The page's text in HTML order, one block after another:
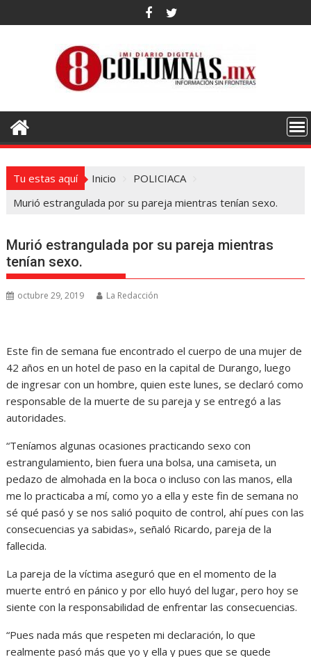
al
Tu estas aquí Inicio
POLICIACA
Murió estrangulada por su pareja mientras tenían sexo.
Murió estrangulada por su pareja mientras
tenían sexo.
octubre 29, 2019 La Redacción
Este fin de semana fue encontrado el cuerpo de una mujer de
42 años en un hotel de paso en la capital de Durango, luego
de ingresar con un hombre, quien este lunes, se declaró como
responsable de la muerte de su pareja y se entregó a las
autoridades.
“Teníamos algunas ocasiones practicando sexo con
estrangulamiento, bien fuera una bolsa, una camiseta, un
pedazo de almohada en la boca o incluso con las manos, ella
me lo practicaba a mí, como yo a ella y este fin de semana no
sé qué pasó y se nos salió poquito de control, ahí pues con las
consecuencias ya sabidas», señaló Ricardo, pareja de la
fallecida.
La pareja de la víctima aseguró que en el momento de la
muerte entró en pánico y por ello huyó del lugar, pero hoy se
siente con la responsabilidad de enfrentar las consecuencias.
“Pues nada más que respeten mi declaración, lo que
realmente pasó más que yo y ella y pues que se quede